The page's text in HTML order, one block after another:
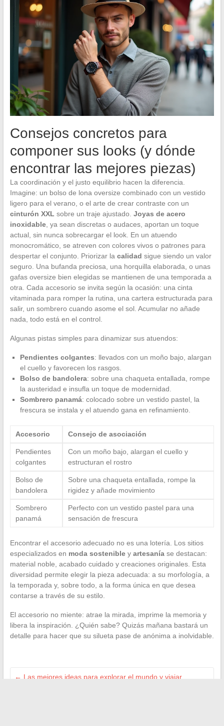
Consejos concretos para
componer sus looks (y dónde
encontrar las mejores piezas)
La coordinación y el justo equilibrio hacen la diferencia.
Imagine: un bolso de lona oversize combinado con un vestido
ligero para el verano, o el arte de crear contraste con un
cinturón XXL sobre un traje ajustado. Joyas de acero
inoxidable, ya sean discretas o audaces, aportan un toque
actual, sin nunca sobrecargar el look. En un atuendo
monocromático, se atreven con colores vivos o patrones para
despertar el conjunto. Priorizar la calidad sigue siendo un valor
seguro. Una bufanda preciosa, una horquilla elaborada, o unas
gafas oversize bien elegidas se mantienen de una temporada a
otra. Cada accesorio se invita según la ocasión: una cinta
vitaminada para romper la rutina, una cartera estructurada para
salir, un sombrero cuando asome el sol. Acumular no añade
nada, todo está en el control.
Algunas pistas simples para dinamizar sus atuendos:
Pendientes colgantes: llevados con un moño bajo, alargan
el cuello y favorecen los rasgos.
Bolso de bandolera: sobre una chaqueta entallada, rompe
la austeridad e insufla un toque de modernidad.
Sombrero panamá: colocado sobre un vestido pastel, la
frescura se instala y el atuendo gana en refinamiento.
Accesorio Consejo de asociación
Pendientes
colgantes
Con un moño bajo, alargan el cuello y
estructuran el rostro
Bolso de
bandolera
Sobre una chaqueta entallada, rompe la
rigidez y añade movimiento
Sombrero
panamá
Perfecto con un vestido pastel para una
sensación de frescura
Encontrar el accesorio adecuado no es una lotería. Los sitios
especializados en moda sostenibley artesaníase destacan:
material noble, acabado cuidado y creaciones originales. Esta
diversidad permite elegir la pieza adecuada: a su morfología, a
la temporada y, sobre todo, a la forma única en que desea
contarse a través de su estilo.
El accesorio no miente: atrae la mirada, imprime la memoria y
libera la inspiración. ¿Quién sabe? Quizás mañana bastará un
detalle para hacer que su silueta pase de anónima a inolvidable.
← Las mejores ideas para explorar el mundo y viajar